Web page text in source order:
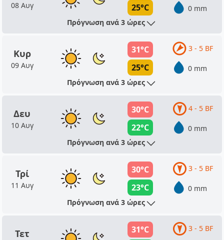
08 Αυγ
25°C
0 mm
Πρόγνωση ανά 3 ώρες
Κυρ
09 Αυγ
31°C
25°C
3 - 5 BF
0 mm
Πρόγνωση ανά 3 ώρες
Δευ
10 Αυγ
30°C
22°C
4 - 5 BF
0 mm
Πρόγνωση ανά 3 ώρες
Τρί
11 Αυγ
30°C
23°C
3 - 5 BF
0 mm
Πρόγνωση ανά 3 ώρες
Τετ
31°C
3 - 5 BF